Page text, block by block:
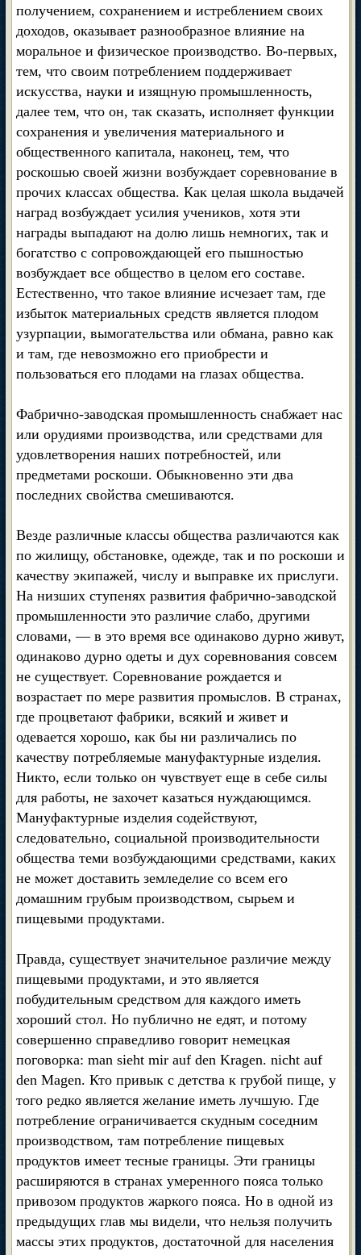
получением, сохранением и истреблением своих
доходов, оказывает разнообразное влияние на
моральное и физическое производство. Во-первых,
тем, что своим потреблением поддерживает
искусства, науки и изящную промышленность,
далее тем, что он, так сказать, исполняет функции
сохранения и увеличения материального и
общественного капитала, наконец, тем, что
роскошью своей жизни возбуждает соревнование в
прочих классах общества. Как целая школа выдачей
наград возбуждает усилия учеников, хотя эти
награды выпадают на долю лишь немногих, так и
богатство с сопровождающей его пышностью
возбуждает все общество в целом его составе.
Естественно, что такое влияние исчезает там, где
избыток материальных средств является плодом
узурпации, вымогательства или обмана, равно как
и там, где невозможно его приобрести и
пользоваться его плодами на глазах общества.
Фабрично-заводская промышленность снабжает нас
или орудиями производства, или средствами для
удовлетворения наших потребностей, или
предметами роскоши. Обыкновенно эти два
последних свойства смешиваются.
Везде различные классы общества различаются как
по жилищу, обстановке, одежде, так и по роскоши и
качеству экипажей, числу и выправке их прислуги.
На низших ступенях развития фабрично-заводской
промышленности это различие слабо, другими
словами, — в это время все одинаково дурно живут,
одинаково дурно одеты и дух соревнования совсем
не существует. Соревнование рождается и
возрастает по мере развития промыслов. В странах,
где процветают фабрики, всякий и живет и
одевается хорошо, как бы ни различались по
качеству потребляемые мануфактурные изделия.
Никто, если только он чувствует еще в себе силы
для работы, не захочет казаться нуждающимся.
Мануфактурные изделия содействуют,
следовательно, социальной производительности
общества теми возбуждающими средствами, каких
не может доставить земледелие со всем его
домашним грубым производством, сырьем и
пищевыми продуктами.
Правда, существует значительное различие между
пищевыми продуктами, и это является
побудительным средством для каждого иметь
хороший стол. Но публично не едят, и потому
совершенно справедливо говорит немецкая
поговорка: man sieht mir auf den Kragen. nicht auf
den Magen. Кто привык с детства к грубой пище, у
того редко является желание иметь лучшую. Где
потребление ограничивается скудным соседним
производством, там потребление пищевых
продуктов имеет тесные границы. Эти границы
расширяются в странах умеренного пояса только
привозом продуктов жаркого пояса. Но в одной из
предыдущих глав мы видели, что нельзя получить
массы этих продуктов, достаточной для населения